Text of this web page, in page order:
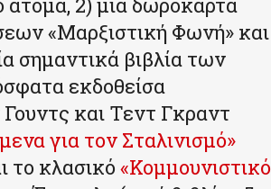
«Μαρξιστική Φωνή» και
σημαντικά βιβλία των
εκδοθείσα
και Τεντ Γκραντ
για τον Σταλινισμό»
το κλασικό «Κομμουνιστικό